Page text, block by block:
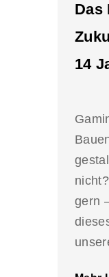
Das
14
gern